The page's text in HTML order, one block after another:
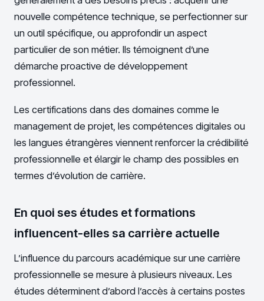
nouvelle compétence technique, se perfectionner sur
un outil spécifique, ou approfondir un aspect
particulier de son métier. Ils témoignent d’une
démarche proactive de développement
professionnel.
Les certifications dans des domaines comme le
management de projet, les compétences digitales ou
les langues étrangères viennent renforcer la crédibilité
professionnelle et élargir le champ des possibles en
termes d’évolution de carrière.
En quoi ses études et formations
influencent-elles sa carrière actuelle
L’influence du parcours académique sur une carrière
professionnelle se mesure à plusieurs niveaux. Les
études déterminent d’abord l’accès à certains postes